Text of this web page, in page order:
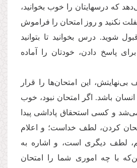
که درسهایتان را خوب بخوانید،
نکنید و روز امتحان را فراموش
شوید. درس بخوانید تا بتوانید
پاسخ دادن، خودتان را آماده
این امتحان‌ها را قرار
انسان باشد. اگر امتحان نبود، خوب
و کسی استحقاق پاداشی پیدا
کردن، لطف خداست؛ و اعلام
لطف دیگری است، و اشاره به
با چه اموری شما را امتحان